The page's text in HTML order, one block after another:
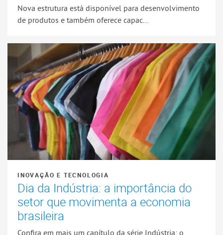
Nova estrutura está disponível para desenvolvimento
de produtos e também oferece capac...
INOVAÇÃO E TECNOLOGIA
Dia da Indústria: a importância do
setor que movimenta a economia
brasileira
Confira em mais um capítulo da série Indústria: o